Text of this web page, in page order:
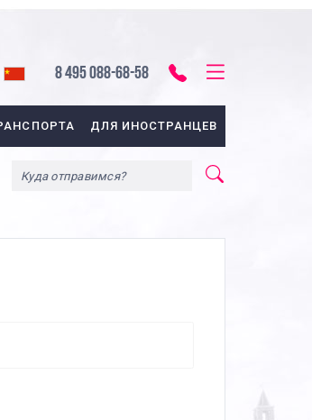
8 495 088-68-58
ДЛЯ ИНОСТРАНЦЕВ